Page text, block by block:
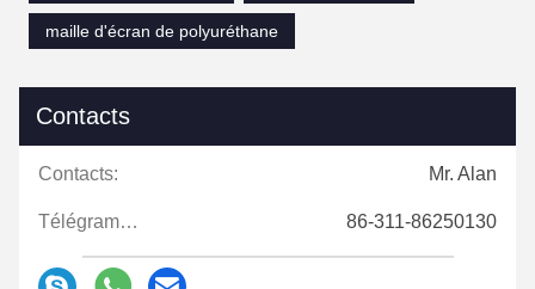
maille d'écran de polyuréthane
Contacts
Contacts: Mr. Alan
Télégramme: 86-311-86250130